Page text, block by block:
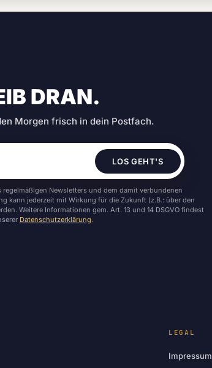
DRAN.
Morgen frisch in dein Postfach.
LOS GEHT'S
Newsletters und dem damit verbundenen
kann jederzeit mit Wirkung für die Zukunft (z.B.: über den
Weitere Informationen gem. Art. 13 und 14 DSGVO findest
Datenschutzerklärung.
LEGAL
Impressum